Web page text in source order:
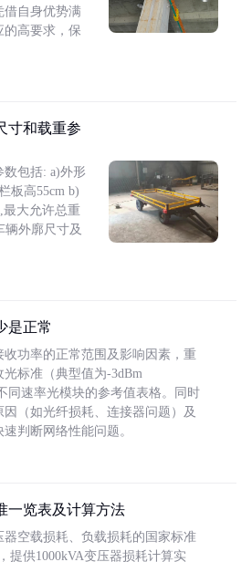
借自身优势满
的高要求，保
寸和载重参
数包括: a)外形
板高55cm b)
最大允许总重
辆外廓尺寸及
是正常
功率的正常范围及影响因素，重
标准（典型值为-3dBm
同速率光模块的参考值表格。同时
（如光纤损耗、连接器问题）及
判断网络性能问题。
一览表及计算方法
空载损耗、负载损耗的国家标准
提供1000kVA变压器损耗计算实